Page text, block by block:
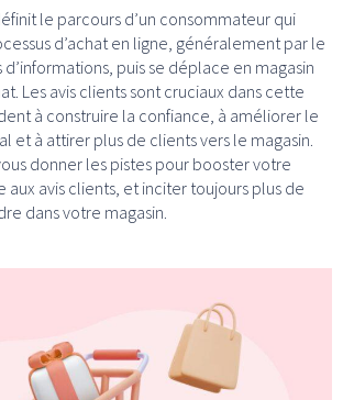
le parcours d’un consommateur qui
d’achat en ligne, généralement par le
puis se déplace en magasin
Les avis clients sont cruciaux dans cette
à construire la confiance, à améliorer le
et à attirer plus de clients vers le magasin.
donner les pistes pour booster votre
avis clients, et inciter toujours plus de
dans votre magasin.